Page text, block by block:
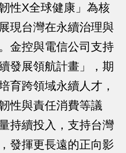
性X全球健康」為核
現台灣在永續治理與
金控與電信公司支持
發展領航計畫」，期
育跨領域永續人才，
性與責任消費等議
持續投入，支持台灣
發揮更長遠的正向影